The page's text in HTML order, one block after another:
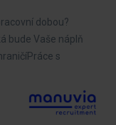
dobou?
bude Vaše náplň
s